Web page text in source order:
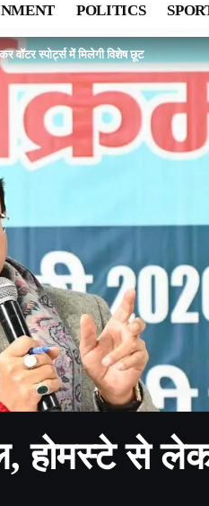
POLITICS
वॉटर स्पोर्ट्स में मिलेगी विशेष छूट
होमस्टे से